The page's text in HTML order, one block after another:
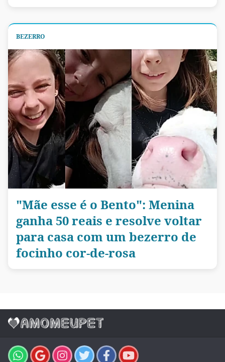
BEZERRO
"Mãe esse é o Bento": Menina
ganha 50 reais e resolve voltar
para casa com um bezerro de
focinho cor-de-rosa